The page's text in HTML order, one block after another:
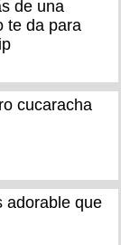
de una
te da para
cucaracha
adorable que